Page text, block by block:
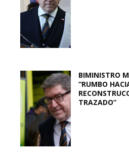
BIMINISTRO
“RUMBO
TRAZADO”